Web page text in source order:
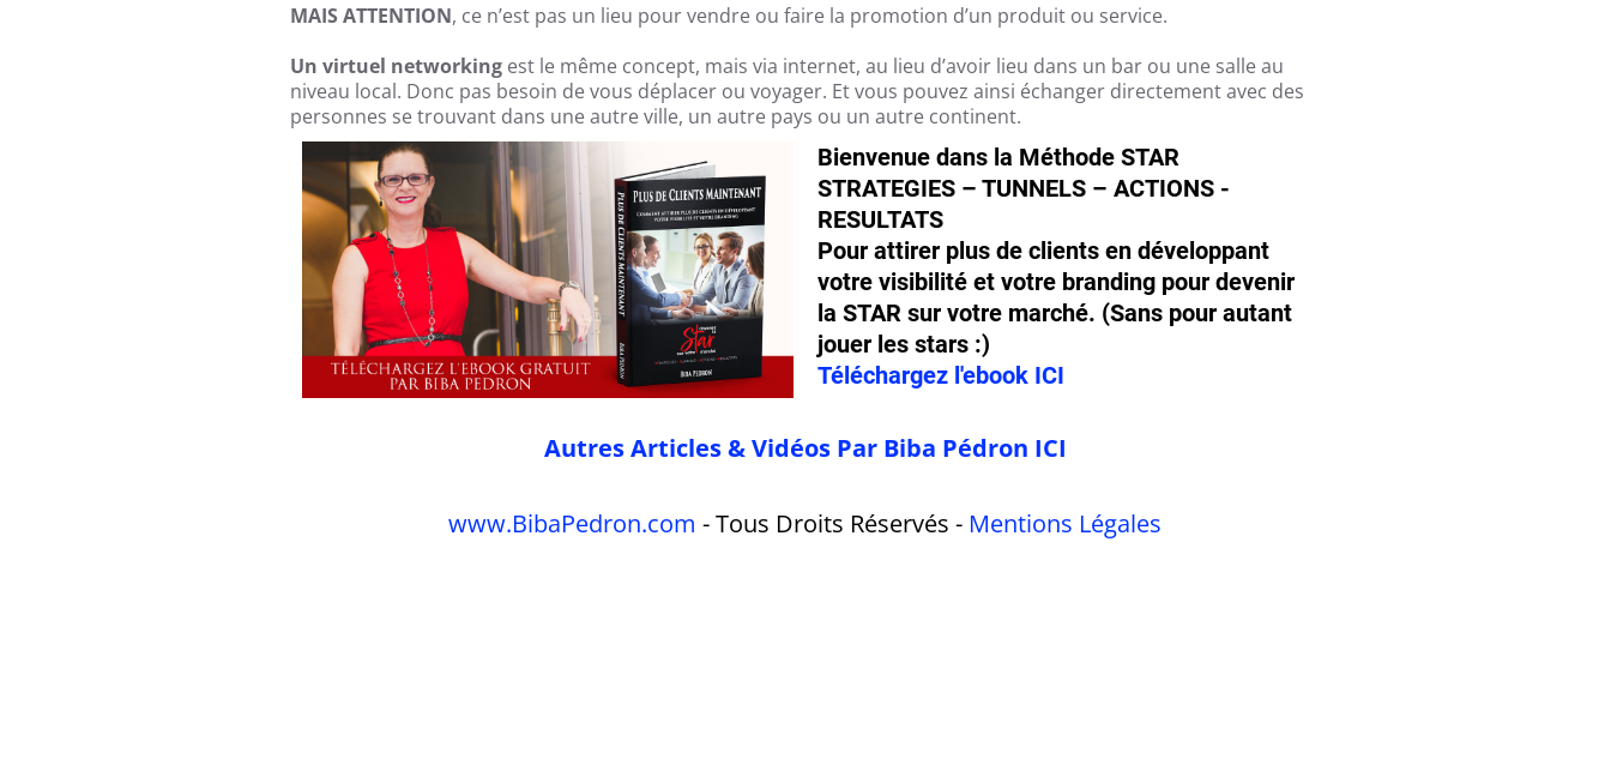
MAIS ATTENTION, ce n’est pas un lieu pour vendre ou faire la promotion d’un produit ou service.
Un virtuel networking est le même concept, mais via internet, au lieu d’avoir lieu dans un bar ou une salle au
niveau local. Donc pas besoin de vous déplacer ou voyager. Et vous pouvez ainsi échanger directement avec des
personnes se trouvant dans une autre ville, un autre pays ou un autre continent.
Bienvenue dans la Méthode STAR
STRATEGIES – TUNNELS – ACTIONS -
RESULTATS
Pour attirer plus de clients en développant
votre visibilité et votre branding pour devenir
la STAR sur votre marché. (Sans pour autant
jouer les stars :)
Téléchargez l'ebook ICI
Autres Articles & Vidéos Par Biba Pédron ICI
www.BibaPedron.com - Tous Droits Réservés - Mentions Légales